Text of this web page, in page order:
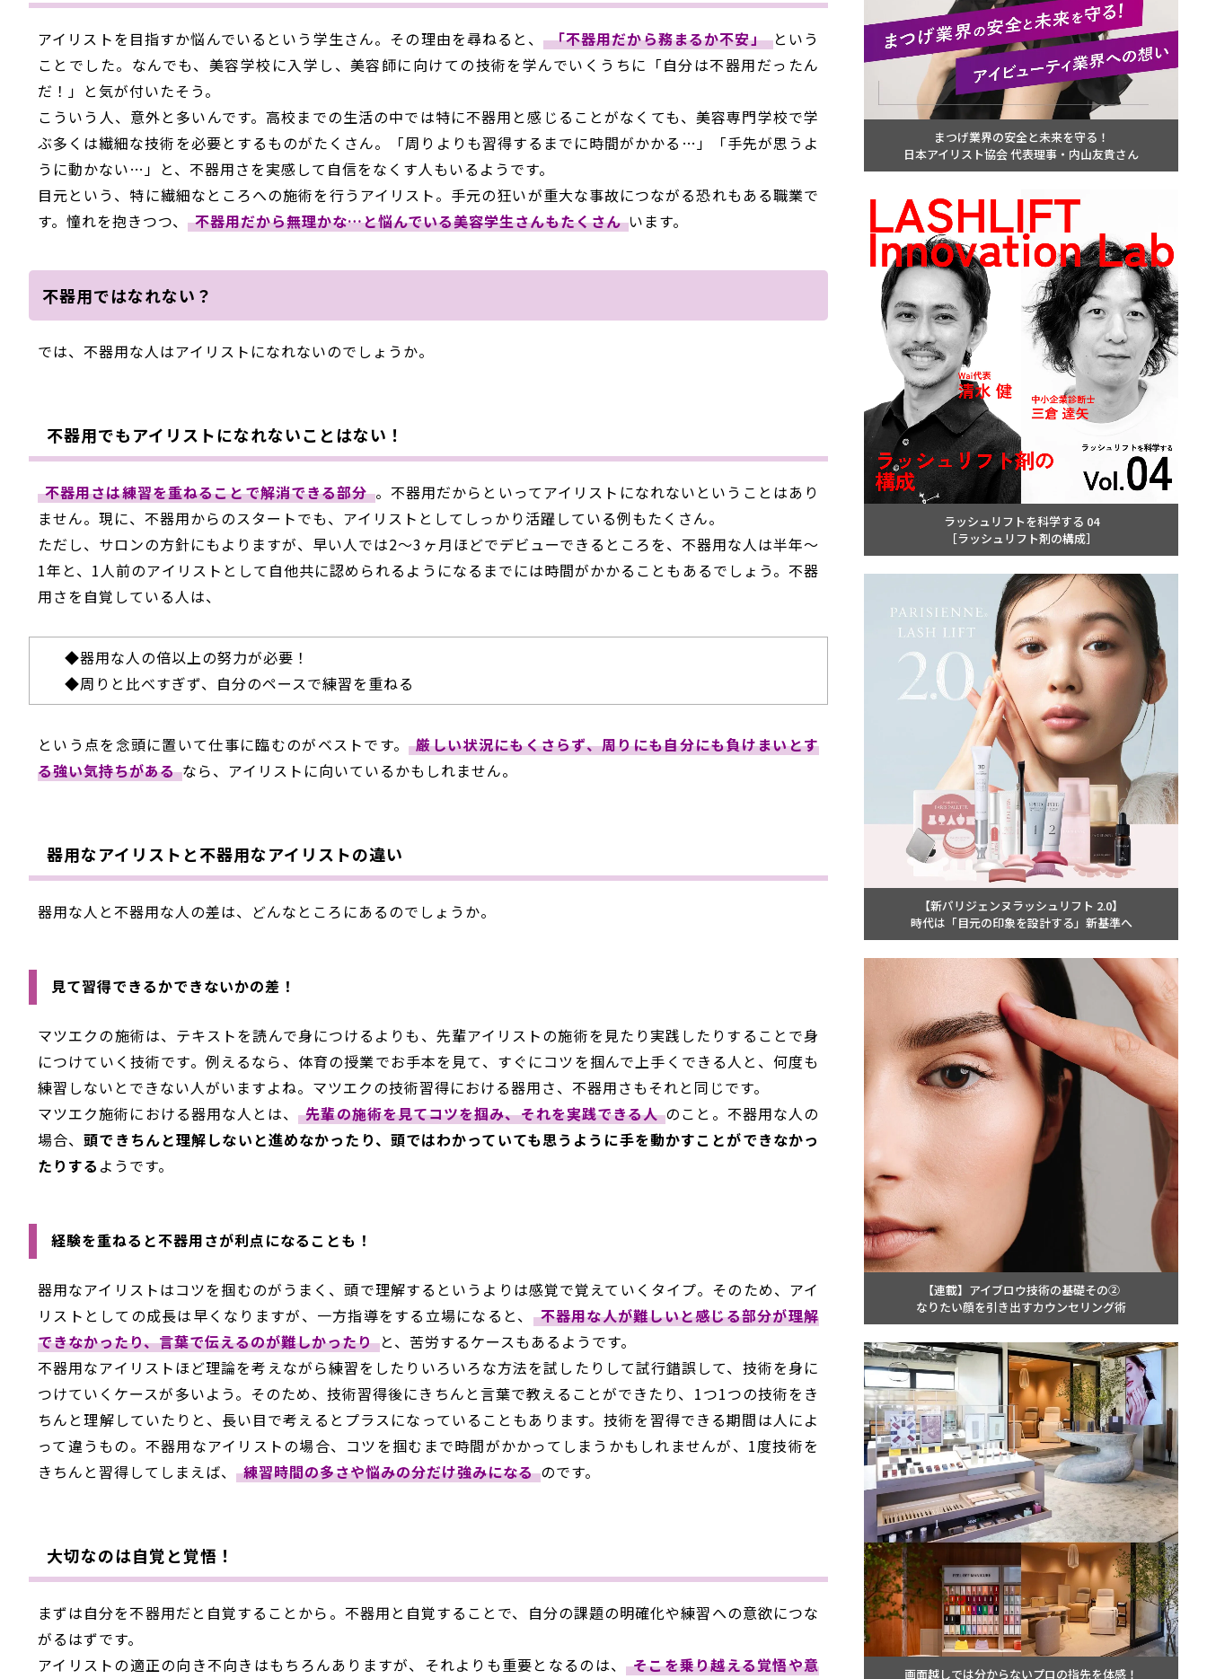
アイリストを目指すか悩んでいるという学生さん。その理由を尋ねると、 「不器用だから務まるか不安」 という
ことでした。なんでも、美容学校に入学し、美容師に向けての技術を学んでいくうちに「自分は不器用だったん
だ！」と気が付いたそう。
こういう人、意外と多いんです。高校までの生活の中では特に不器用と感じることがなくても、美容専門学校で学
ぶ多くは繊細な技術を必要とするものがたくさん。「周りよりも習得するまでに時間がかかる…」「手先が思うよ
うに動かない…」と、不器用さを実感して自信をなくす人もいるようです。
目元という、特に繊細なところへの施術を行うアイリスト。手元の狂いが重大な事故につながる恐れもある職業で
す。憧れを抱きつつ、
不器用だから無理かな…と悩んでいる美容学生さんもたくさん います。
不器用ではなれない？
では、不器用な人はアイリストになれないのでしょうか。
不器用でもアイリストになれないことはない！
不器用さは練習を重ねることで解消できる部分 。不器用だからといってアイリストになれないということはあり
ません。現に、不器用からのスタートでも、アイリストとしてしっかり活躍している例もたくさん。
ただし、サロンの方針にもよりますが、早い人では2～3ヶ月ほどでデビューできるところを、不器用な人は半年～
1年と、1人前のアイリストとして自他共に認められるようになるまでには時間がかかることもあるでしょう。不器
用さを自覚している人は、
◆器用な人の倍以上の努力が必要！
◆周りと比べすぎず、自分のペースで練習を重ねる
という点を念頭に置いて仕事に臨むのがベストです。 厳しい状況にもくさらず、周りにも自分にも負けまいとす
る強い気持ちがある なら、アイリストに向いているかもしれません。
器用なアイリストと不器用なアイリストの違い
器用な人と不器用な人の差は、どんなところにあるのでしょうか。
見て習得できるかできないかの差！
マツエクの施術は、テキストを読んで身につけるよりも、先輩アイリストの施術を見たり実践したりすることで身
につけていく技術です。例えるなら、体育の授業でお手本を見て、すぐにコツを掴んで上手くできる人と、何度も
練習しないとできない人がいますよね。マツエクの技術習得における器用さ、不器用さもそれと同じです。
マツエク施術における器用な人とは、 先輩の施術を見てコツを掴み、それを実践できる人 のこと。不器用な人の
場合、頭できちんと理解しないと進めなかったり、頭ではわかっていても思うように手を動かすことができなかっ
たりする ようです。
経験を重ねると不器用さが利点になることも！
器用なアイリストはコツを掴むのがうまく、頭で理解するというよりは感覚で覚えていくタイプ。そのため、アイ
リストとしての成長は早くなりますが、一方指導をする立場になると、
不器用な人が難しいと感じる部分が理解
できなかったり、言葉で伝えるのが難しかったり と、苦労するケースもあるようです。
不器用なアイリストほど理論を考えながら練習をしたりいろいろな方法を試したりして試行錯誤して、技術を身に
つけていくケースが多いよう。そのため、技術習得後にきちんと言葉で教えることができたり、1つ1つの技術をき
ちんと理解していたりと、長い目で考えるとプラスになっていることもあります。技術を習得できる期間は人によ
って違うもの。不器用なアイリストの場合、コツを掴むまで時間がかかってしまうかもしれませんが、1度技術を
きちんと習得してしまえば、
練習時間の多さや悩みの分だけ強みになる のです。
大切なのは自覚と覚悟！
まずは自分を不器用だと自覚することから。不器用と自覚することで、自分の課題の明確化や練習への意欲につな
がるはずです。
アイリストの適正の向き不向きはもちろんありますが、それよりも重要となるのは、 そこを乗り越える覚悟や意
まつげ業界の安全と未来を守る！
日本アイリスト協会 代表理事・内山友貴さん
ラッシュリフトを科学する 04
［ラッシュリフト剤の構成］
【新パリジェンヌラッシュリフト 2.0】
時代は「目元の印象を設計する」新基準へ
【連載】アイブロウ技術の基礎その②
なりたい顔を引き出すカウンセリング術
画面越しでは分からないプロの指先を体感！